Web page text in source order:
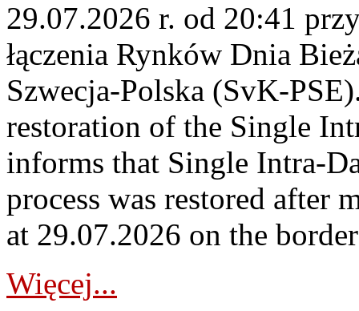
29.07.2026 r. od 20:41
łączenia Rynków Dnia
Szwecja-Polska (SvK-
restoration of the Single
informs that Single Intra-
process was restored after
at 29.07.2026 on the
Więcej...